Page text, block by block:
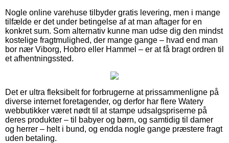
Nogle online varehuse tilbyder gratis levering, men i mange
tilfælde er det under betingelse af at man aftager for en
konkret sum. Som alternativ kunne man udse dig den mindst
kostelige fragtmulighed, der mange gange – hvad end man
bor nær Viborg, Hobro eller Hammel – er at få bragt ordren til
et afhentningssted.
Det er ultra fleksibelt for forbrugerne at prissammenligne på
diverse internet foretagender, og derfor har flere Watery
webbutikker været nødt til at stampe udsalgspriserne på
deres produkter – til babyer og børn, og samtidig til damer
og herrer – helt i bund, og endda nogle gange præstere fragt
uden betaling.